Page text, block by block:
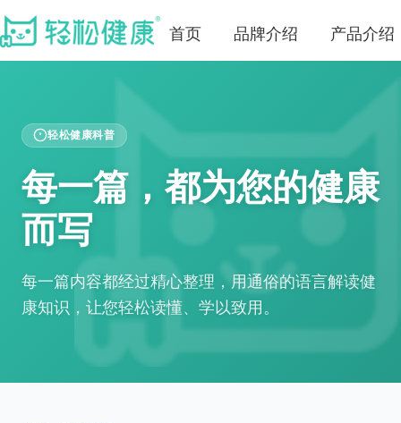
首页 品牌介绍 产品介绍
轻松健康科普
每一篇，都为您的健康
而写
每一篇内容都经过精心整理，用通俗的语言解读健
康知识，让您轻松读懂、学以致用。